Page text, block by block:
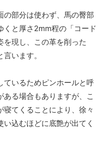
の部分は使わず、馬の臀部
くと厚さ2mm程の「コード
現し、この革を削った
います。
ているためピンホールと呼
る場合もありますが、こ
てくることにより、徐々
込むほどに底艶が出てく